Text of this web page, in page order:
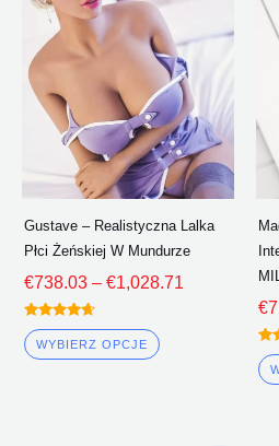
Gustave – Realistyczna Lalka
Płci Żeńskiej W Mundurze
€738.03 – €1,028.71
€1,028.71
Oceniono
4.50
z 5
WYBIERZ OPCJE
ma
wiele
wariantów.
Opcje
można
wybrać
na
produktu
€
z 5